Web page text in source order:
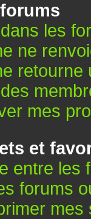
les
ne
retourne
mes
et
entre les
forums